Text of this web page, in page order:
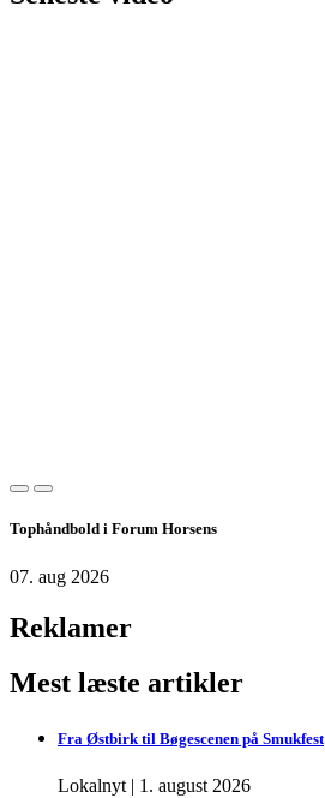
Tophåndbold i Forum Horsens
07. aug 2026
Reklamer
Mest læste artikler
Fra Østbirk til Bøgescenen på Smukfest
Lokalnyt | 1. august 2026